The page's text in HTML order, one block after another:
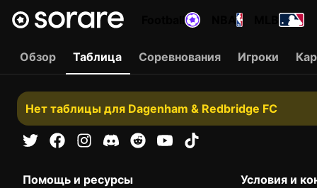
Обзор Таблица Соревнования Игроки
Нет таблицы для Dagenham & Redbridge FC
Помощь и ресурсы
Условия и